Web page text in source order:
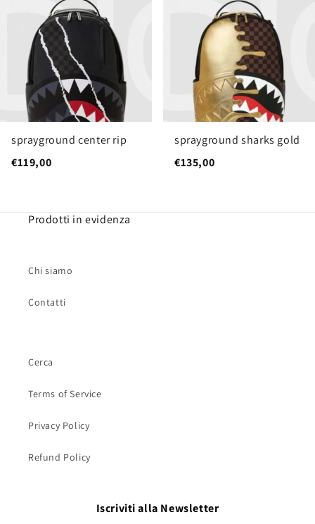
sprayground center rip
€119,00
sprayground sharks gold
€135,00
Prodotti in evidenza
Chi siamo
Contatti
Cerca
Terms of Service
Privacy Policy
Refund Policy
Iscriviti alla Newsletter